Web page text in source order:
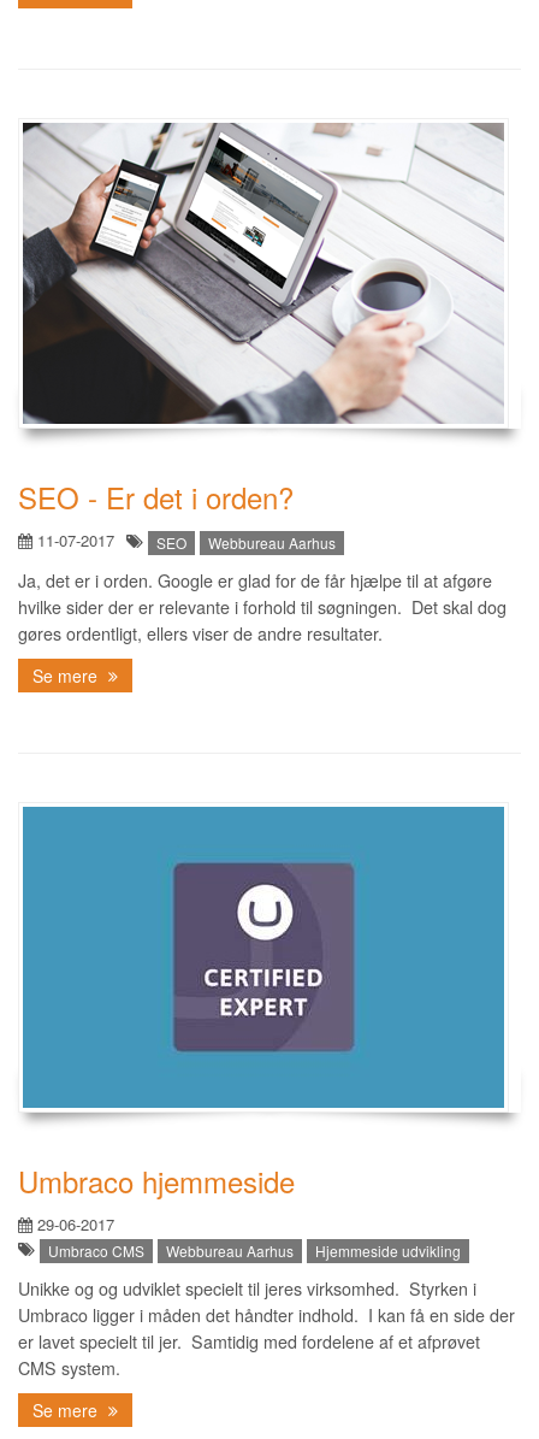
SEO - Er det i orden?
11-07-2017 SEO Webbureau Aarhus
Ja, det er i orden. Google er glad for de får hjælpe til at afgøre
hvilke sider der er relevante i forhold til søgningen. Det skal dog
gøres ordentligt, ellers viser de andre resultater.
Se mere
Umbraco hjemmeside
29-06-2017
Umbraco CMS Webbureau Aarhus Hjemmeside udvikling
Unikke og og udviklet specielt til jeres virksomhed. Styrken i
Umbraco ligger i måden det håndter indhold. I kan få en side der
er lavet specielt til jer. Samtidig med fordelene af et afprøvet
CMS system.
Se mere